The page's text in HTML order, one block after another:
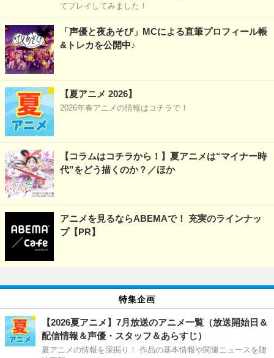
てプレイしてみました！
「声優と夜あそび」MCによる直筆プロフィール帳
&トレカを公開中♪
【夏アニメ 2026】
2026年春アニメの情報はコチラで！
【コラムはコチラから！】夏アニメは“マイナー時
代”をどう描くのか？／ほか
アニメを見るならABEMAで！ 充実のラインナッ
プ【PR】
特集企画
【2026夏アニメ】7月放送のアニメ一覧（放送開始日＆
配信情報＆声優・スタッフ＆あらすじ）
夏アニメの情報を深掘り！ 作品の基本情報や関連ニュースを随